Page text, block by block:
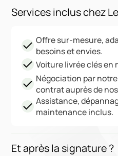
Services inclus chez
Offre sur-mesure,
besoins et envies.
Voiture livrée clés en
Négociation par
contrat auprès de
Assistance,
maintenance inclus.
Et après la signature ?